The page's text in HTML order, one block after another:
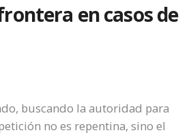
en casos de
buscando la autoridad para
no es repentina, sino el